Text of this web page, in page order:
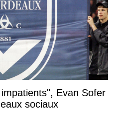
Evan Sofer
sociaux